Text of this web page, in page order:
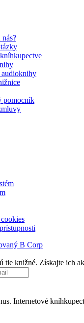
nás?
pomocník
B Corp
tie knižné. Získajte ich
Internetové